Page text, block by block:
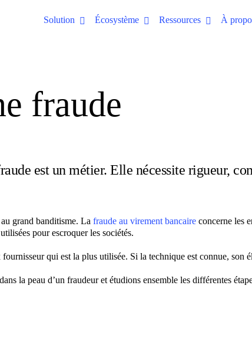
Solution Écosystème Ressources À
fraude
est un métier. Elle nécessite rigueur,
grand banditisme. La fraude au virement bancaire concerne les
pour escroquer les sociétés.
qui est la plus utilisée. Si la technique est connue, son
la peau d’un fraudeur et étudions ensemble les différentes